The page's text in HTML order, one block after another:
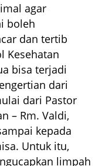
agar
boleh
dan tertib
Kesehatan
bisa terjadi
dari
dari Pastor
– Rm. Valdi,
kepada
Untuk itu,
limpah